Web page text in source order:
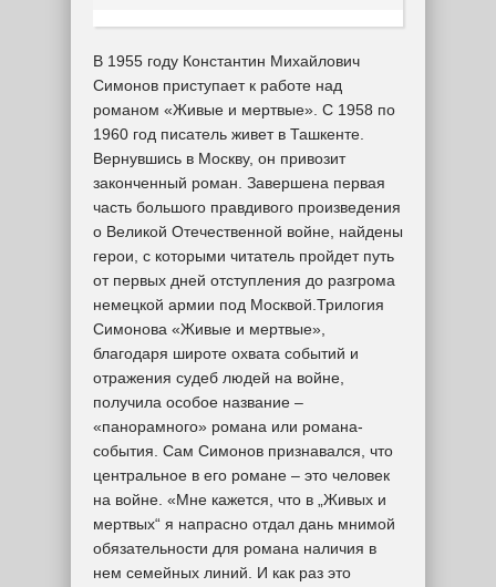
В 1955 году Константин Михайлович
Симонов приступает к работе над
романом «Живые и мертвые». С 1958 по
1960 год писатель живет в Ташкенте.
Вернувшись в Москву, он привозит
законченный роман. Завершена первая
часть большого правдивого произведения
о Великой Отечественной войне, найдены
герои, с которыми читатель пройдет путь
от первых дней отступления до разгрома
немецкой армии под Москвой.Трилогия
Симонова «Живые и мертвые»,
благодаря широте охвата событий и
отражения судеб людей на войне,
получила особое название –
«панорамного» романа или романа-
события. Сам Симонов признавался, что
центральное в его романе – это человек
на войне. «Мне кажется, что в „Живых и
мертвых“ я напрасно отдал дань мнимой
обязательности для романа наличия в
нем семейных линий. И как раз это